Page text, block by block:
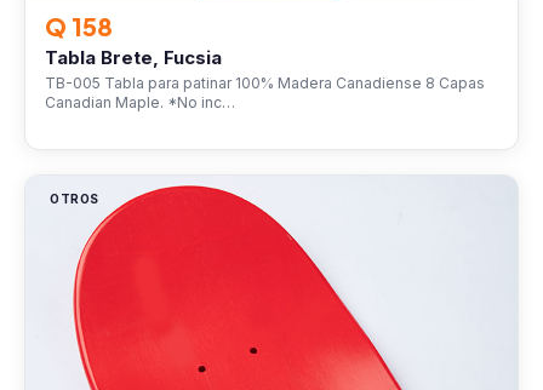
Q 158
Tabla Brete, Fucsia
TB-005 Tabla para patinar 100% Madera Canadiense 8 Capas
Canadian Maple. *No inc…
OTROS